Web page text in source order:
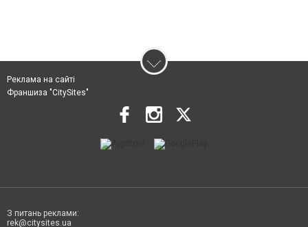
Реклама на сайті
Франшиза "CitySites"
З питань реклами:
rek@citysites.ua